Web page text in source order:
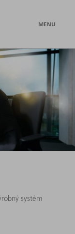
MENU
systém